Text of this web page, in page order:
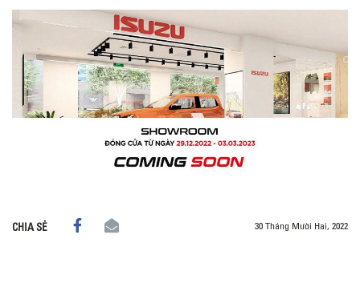
CHIA SẺ 30 Tháng Mười Hai, 2022